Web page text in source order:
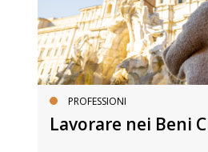
PROFESSIONI
Lavorare nei Beni